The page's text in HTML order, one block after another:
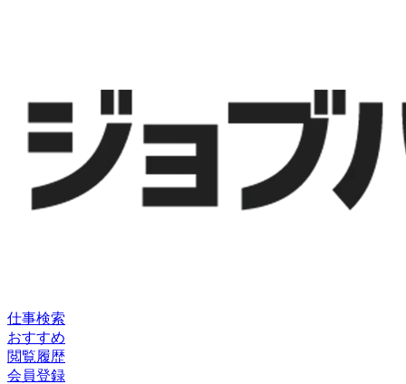
仕事検索
おすすめ
閲覧履歴
会員登録